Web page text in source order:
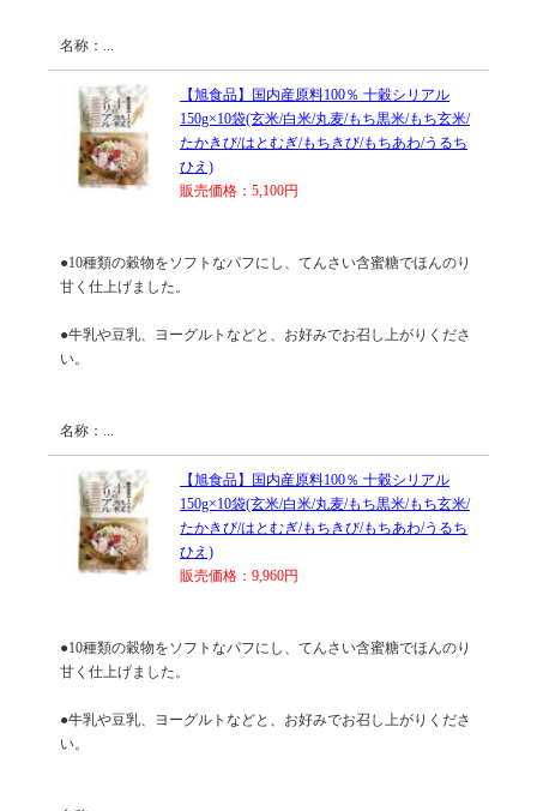
名称：...
【旭食品】国内産原料100％ 十穀シリアル
150g×10袋(玄米/白米/丸麦/もち黒米/もち玄米/
たかきび/はとむぎ/もちきび/もちあわ/うるち
ひえ)
販売価格：5,100円
●10種類の穀物をソフトなパフにし、てんさい含蜜糖でほんのり
甘く仕上げました。
●牛乳や豆乳、ヨーグルトなどと、お好みでお召し上がりくださ
い。
名称：...
【旭食品】国内産原料100％ 十穀シリアル
150g×10袋(玄米/白米/丸麦/もち黒米/もち玄米/
たかきび/はとむぎ/もちきび/もちあわ/うるち
ひえ)
販売価格：9,960円
●10種類の穀物をソフトなパフにし、てんさい含蜜糖でほんのり
甘く仕上げました。
●牛乳や豆乳、ヨーグルトなどと、お好みでお召し上がりくださ
い。